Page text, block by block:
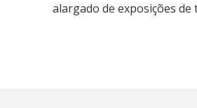
alargado de exposições